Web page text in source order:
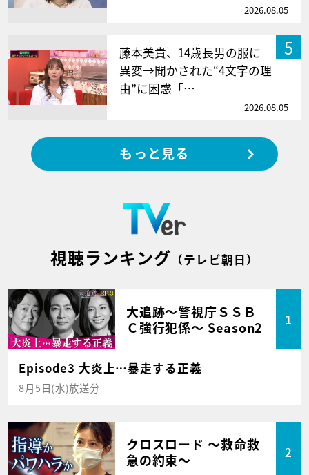
2026.08.05
5
藤本美貴、14歳長男の服に
異変→聞かされた“4文字の理
由”に困惑「…
2026.08.05
もっと見る
視聴ランキング （テレビ朝日）
大追跡～警視庁ＳＳＢ
Ｃ強行犯係～ Season2
1
Episode3 大炎上…暴走する正義
8月5日(水)放送分
クロスロード ～救命救
急の約束～
2